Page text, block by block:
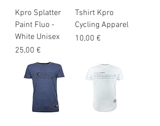
Kpro Splatter
Paint Fluo -
White Unisex
Prix
25,00 €
Tshirt Kpro
Cycling Apparel
Prix
10,00 €